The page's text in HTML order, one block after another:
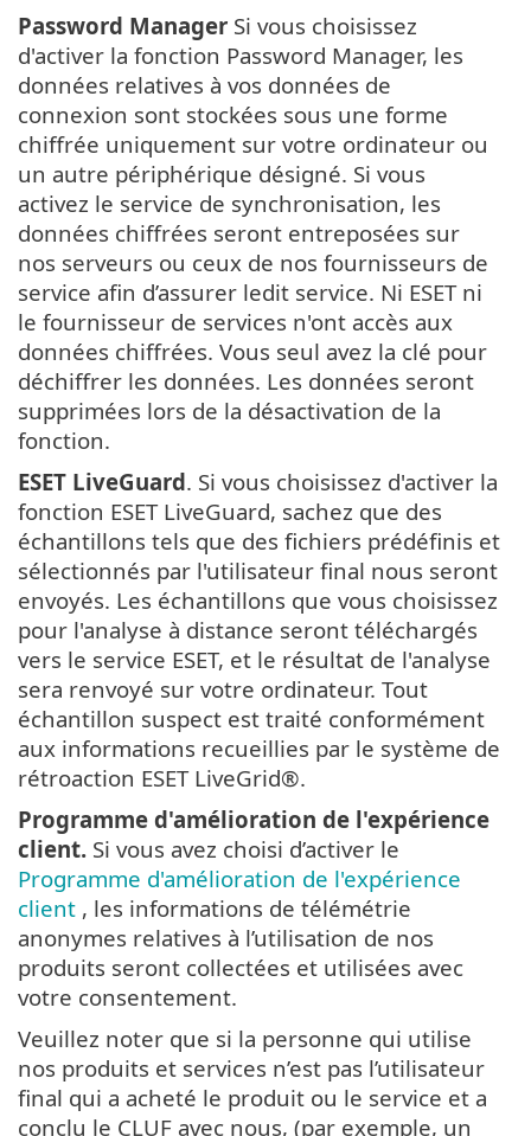
Password Manager Si vous choisissez
d'activer la fonction Password Manager, les
données relatives à vos données de
connexion sont stockées sous une forme
chiffrée uniquement sur votre ordinateur ou
un autre périphérique désigné. Si vous
activez le service de synchronisation, les
données chiffrées seront entreposées sur
nos serveurs ou ceux de nos fournisseurs de
service afin d’assurer ledit service. Ni ESET ni
le fournisseur de services n'ont accès aux
données chiffrées. Vous seul avez la clé pour
déchiffrer les données. Les données seront
supprimées lors de la désactivation de la
fonction.
ESET LiveGuard. Si vous choisissez d'activer la
fonction ESET LiveGuard, sachez que des
échantillons tels que des fichiers prédéfinis et
sélectionnés par l'utilisateur final nous seront
envoyés. Les échantillons que vous choisissez
pour l'analyse à distance seront téléchargés
vers le service ESET, et le résultat de l'analyse
sera renvoyé sur votre ordinateur. Tout
échantillon suspect est traité conformément
aux informations recueillies par le système de
rétroaction ESET LiveGrid®.
Programme d'amélioration de l'expérience
client. Si vous avez choisi d’activer le
Programme d'amélioration de l'expérience
client , les informations de télémétrie
anonymes relatives à l’utilisation de nos
produits seront collectées et utilisées avec
votre consentement.
Veuillez noter que si la personne qui utilise
nos produits et services n’est pas l’utilisateur
final qui a acheté le produit ou le service et a
conclu le CLUF avec nous, (par exemple, un